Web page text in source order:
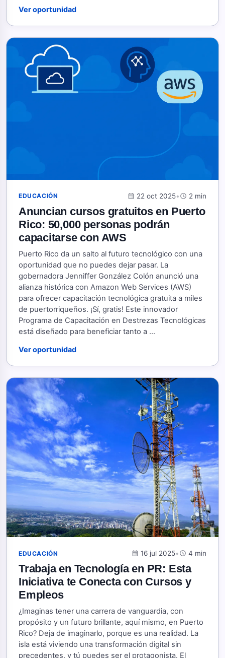
Ver oportunidad
EDUCACIÓN calendar_month 22 oct 2025•schedule 2 min
Anuncian cursos gratuitos en Puerto
Rico: 50,000 personas podrán
capacitarse con AWS
Puerto Rico da un salto al futuro tecnológico con una
oportunidad que no puedes dejar pasar. La
gobernadora Jenniffer González Colón anunció una
alianza histórica con Amazon Web Services (AWS)
para ofrecer capacitación tecnológica gratuita a miles
de puertorriqueños. ¡Sí, gratis! Este innovador
Programa de Capacitación en Destrezas Tecnológicas
está diseñado para beneficiar tanto a ...
Ver oportunidad
EDUCACIÓN calendar_month 16 jul 2025•schedule 4 min
Trabaja en Tecnología en PR: Esta
Iniciativa te Conecta con Cursos y
Empleos
¿Imaginas tener una carrera de vanguardia, con
propósito y un futuro brillante, aquí mismo, en Puerto
Rico? Deja de imaginarlo, porque es una realidad. La
isla está viviendo una transformación digital sin
precedentes, y tú puedes ser el protagonista. El